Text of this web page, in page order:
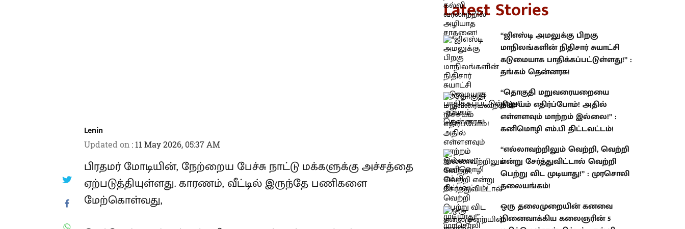
Lenin
Updated on : 11 May 2026, 05:37 AM
பிரதமர் மோடியின், நேற்றைய பேச்சு நாட்டு மக்களுக்கு அச்சத்தை
ஏற்படுத்தியுள்ளது. காரணம், வீட்டில் இருந்தே பணிகளை
மேற்கொள்வது,
Latest Stories
“ஜிஎஸ்டி அமலுக்கு பிறகு
மாநிலங்களின் நிதிசார் சுயாட்சி
கடுமையாக பாதிக்கப்பட்டுள்ளது!” :
தங்கம் தென்னரசு!
“தொகுதி மறுவரையறையை
நிச்சயம் எதிர்ப்போம்! அதில்
எள்ளளவும் மாற்றம் இல்லை!” :
கனிமொழி எம்.பி திட்டவட்டம்!
“எல்லாவற்றிலும் வெற்றி, வெற்றி
என்று சேர்த்துவிட்டால் வெற்றி
பெற்று விட முடியாது!” : முரசொலி
தலையங்கம்!
ஒரு தலைமுறையின் கனவை
நினைவாக்கிய கலைஞரின் 5